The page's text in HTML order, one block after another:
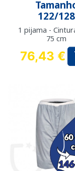
122/128
1 pijama -
75 cm
76,43 €